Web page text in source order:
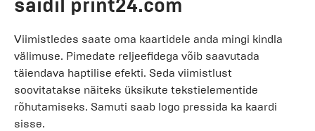
saidil print24.com
Viimistledes saate oma kaartidele anda mingi kindla
välimuse. Pimedate reljeefidega võib saavutada
täiendava haptilise efekti. Seda viimistlust
soovitatakse näiteks üksikute tekstielementide
rõhutamiseks. Samuti saab logo pressida ka kaardi
sisse.